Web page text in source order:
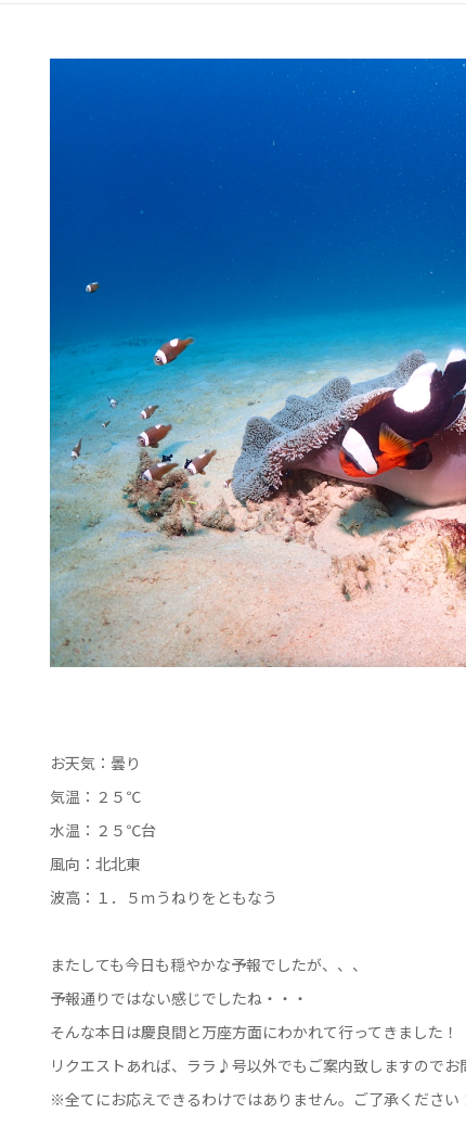
お天気：曇り
気温：２５℃
水温：２５℃台
風向：北北東
波高：１．５ｍうねりをともなう
またしても今日も穏やかな予報でしたが、、、
予報通りではない感じでしたね・・・
そんな本日は慶良間と万座方面にわかれて行ってきました！
リクエストあれば、ララ♪号以外でもご案内致しますのでお
※全てにお応えできるわけではありません。ご了承ください